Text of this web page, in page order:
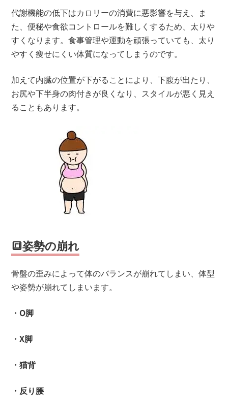
代謝機能の低下はカロリーの消費に悪影響を与え、ま
た、便秘や食欲コントロールを難しくするため、太りや
すくなります。食事管理や運動を頑張っていても、太り
やすく痩せにくい体質になってしまうのです。
加えて内臓の位置が下がることにより、下腹が出たり、
お尻や下半身の肉付きが良くなり、スタイルが悪く見え
ることもあります。
🔳姿勢の崩れ
骨盤の歪みによって体のバランスが崩れてしまい、体型
や姿勢が崩れてしまいます。
・O脚
・X脚
・猫背
・反り腰